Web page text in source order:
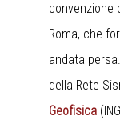
convenzione
Roma, che
andata
della Rete
Geofisica